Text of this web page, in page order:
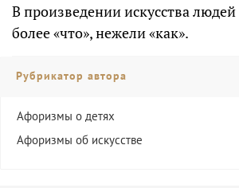
В произведении искусства людей
более «что», нежели «как».
Рубрикатор автора
Афоризмы о детях
Афоризмы об искусстве